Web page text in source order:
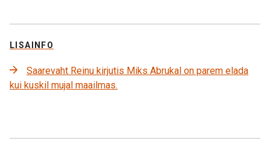
LISAINFO
Saarevaht Reinu kirjutis Miks Abrukal on parem elada
kui kuskil mujal maailmas.